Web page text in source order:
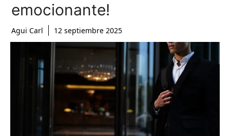
emocionante!
Agui Carl 12 septiembre 2025